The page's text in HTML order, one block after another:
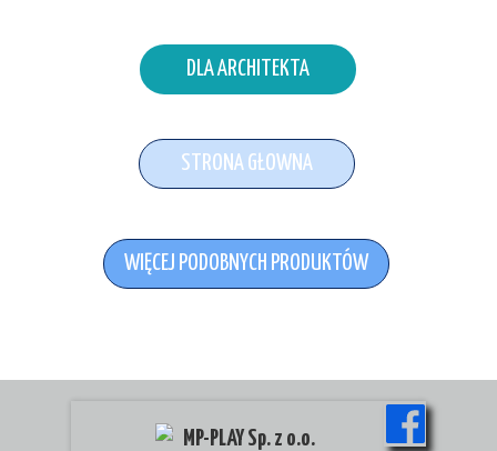
STRONA GŁOWNA
WIĘCEJ PODOBNYCH PRODUKTÓW
DLA ARCHITEKTA
MP-PLAY Sp. z o.o.